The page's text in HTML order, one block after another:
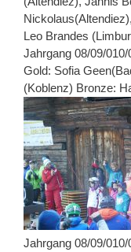
Leo Brandes
Jahrgang 08/09/
Gold: Sofia
(Koblenz) Bronze:
Jahrgang 08/09/010/